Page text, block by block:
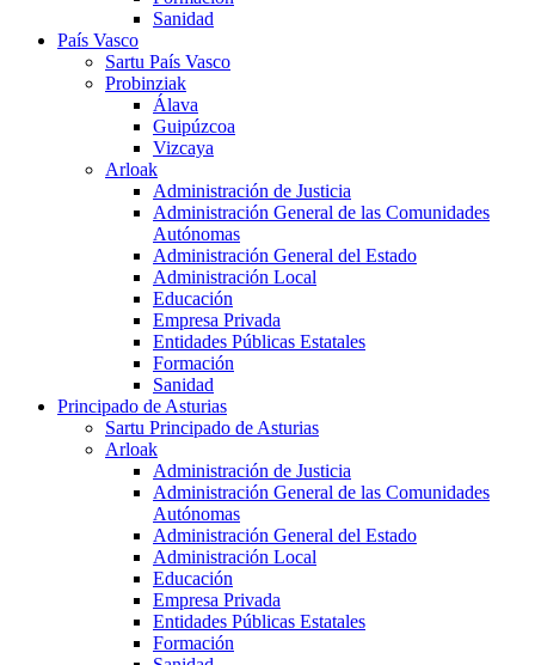
Sanidad
País Vasco
Sartu País Vasco
Probinziak
Álava
Guipúzcoa
Vizcaya
Arloak
Administración de Justicia
Administración General de las Comunidades
Autónomas
Administración General del Estado
Administración Local
Educación
Empresa Privada
Entidades Públicas Estatales
Formación
Sanidad
Principado de Asturias
Sartu Principado de Asturias
Arloak
Administración de Justicia
Administración General de las Comunidades
Autónomas
Administración General del Estado
Administración Local
Educación
Empresa Privada
Entidades Públicas Estatales
Formación